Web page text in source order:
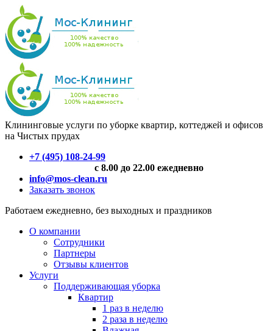
Клининговые услуги по уборке квартир, коттеджей и офисов
на Чистых прудах
+7 (495) 108-24-99
с 8.00 до 22.00 ежедневно
info@mos-clean.ru
Заказать звонок
Работаем ежедневно, без выходных и праздников
О компании
Сотрудники
Партнеры
Отзывы клиентов
Услуги
Поддерживающая уборка
Квартир
1 раз в неделю
2 раза в неделю